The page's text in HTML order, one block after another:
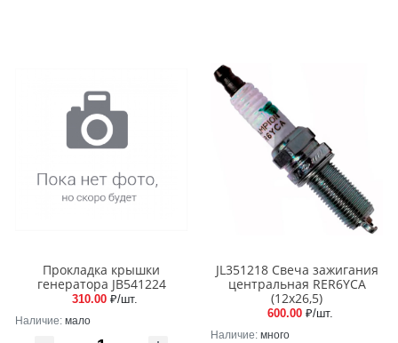
Прокладка крышки
генератора JB541224
310.00 ₽/шт.
Наличие: мало
JL351218 Свеча зажигания
центральная RER6YCA
(12x26,5)
600.00 ₽/шт.
Наличие: много